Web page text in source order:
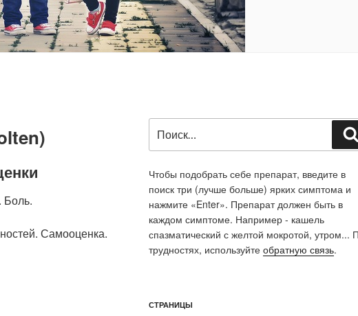
Боль.
Самооценка.
Чтобы подобрать себе препарат, введите в
поиск три (лучше больше) ярких симптома и
нажмите «Enter». Препарат должен быть в
каждом симптоме. Например - кашель
спазматический с желтой мокротой, утром...
трудностях, используйте обратную связь.
СТРАНИЦЫ